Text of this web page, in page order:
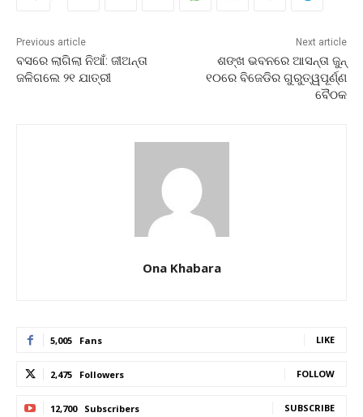
Previous article
ବସରେ ଲାଗିଲା ନିଆଁ: ଜୀଅନ୍ତା
ଜଳିଗଲେ ୨୧ ଯାତ୍ରୀ
Next article
ଶଙ୍ଖ ଭବନରେ ଆସନ୍ତା ଜୁନ୍
୧୦ରେ ବିଜେଡିର ଗୁରୁତ୍ୱପୂର୍ଣ୍ଣ
ବୈଠକ
Ona Khabara
5,005 Fans LIKE
2,475 Followers FOLLOW
12,700 Subscribers SUBSCRIBE